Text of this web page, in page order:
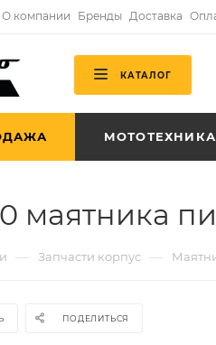
О компании Бренды Доставка
КАТАЛОГ
МОТОТЕХНИКА
маятника
— Запчасти корпус —
ПОДЕЛИТЬСЯ